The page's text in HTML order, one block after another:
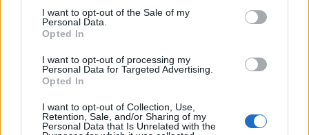
consent section.
I want to opt-out of the Sale of my
Personal Data.
Opted In
I want to opt-out of processing my
Personal Data for Targeted Advertising.
Opted In
I want to opt-out of Collection, Use,
Retention, Sale, and/or Sharing of my
Personal Data that Is Unrelated with the